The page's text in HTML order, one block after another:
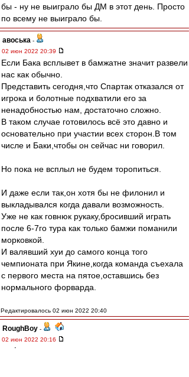
бы - ну не выиграло бы ДМ в этот день. Просто
по всему не выиграло бы.
авоська -
02 июн 2022 20:39
Если Бака всплывет в бамжатне значит развели
нас как обычно.
Представить сегодня,что Спартак отказался от
игрока и болотные подхватили его за
ненадобностью нам, достаточно сложно.
В таком случае готовилось всё это давно и
основательно при участии всех сторон.В том
числе и Баки,чтобы он сейчас ни говорил.
Но пока не всплыл не будем торопиться.
И даже если так,он хотя бы не филонил и
выкладывался когда давали возможность.
Уже не как говнюк рукаку,бросивший играть
после 6-7го тура как только бамжи поманили
морковкой.
И валявший хуи до самого конца того
чемпионата при Якине,когда команда съехала
с первого места на пятое,оставшись без
нормального форварда.
Редактировалось 02 июн 2022 20:40
RoughBoy -
02 июн 2022 20:16
Σπάρτακος